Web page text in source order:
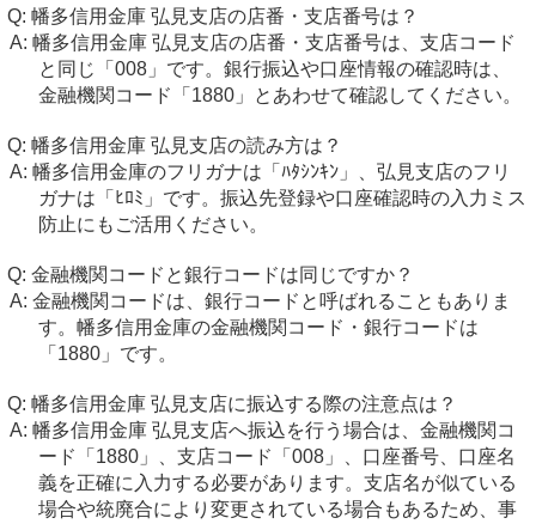
幡多信用金庫 弘見支店の店番・支店番号は？
幡多信用金庫 弘見支店の店番・支店番号は、支店コード
と同じ「008」です。銀行振込や口座情報の確認時は、
金融機関コード「1880」とあわせて確認してください。
幡多信用金庫 弘見支店の読み方は？
幡多信用金庫のフリガナは「ﾊﾀｼﾝｷﾝ」、弘見支店のフリ
ガナは「ﾋﾛﾐ」です。振込先登録や口座確認時の入力ミス
防止にもご活用ください。
金融機関コードと銀行コードは同じですか？
金融機関コードは、銀行コードと呼ばれることもありま
す。幡多信用金庫の金融機関コード・銀行コードは
「1880」です。
幡多信用金庫 弘見支店に振込する際の注意点は？
幡多信用金庫 弘見支店へ振込を行う場合は、金融機関コ
ード「1880」、支店コード「008」、口座番号、口座名
義を正確に入力する必要があります。支店名が似ている
場合や統廃合により変更されている場合もあるため、事